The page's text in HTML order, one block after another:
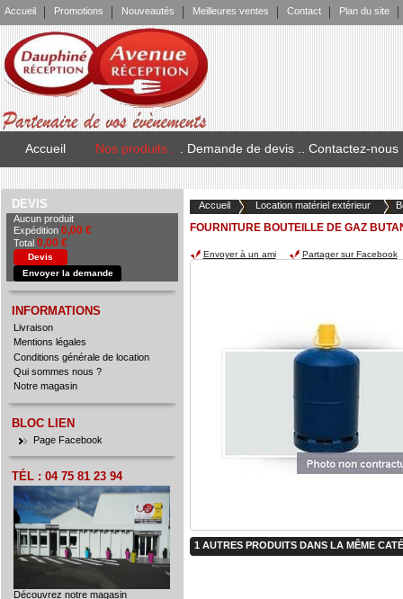
Accueil Promotions Nouveautés Meilleures ventes Contact Plan du site
Accueil Nos produits . . Demande de devis . . Contactez-nous
DEVIS
Aucun produit
Expédition 0,00 €
Total 0,00 €
Devis
Envoyer la demande
INFORMATIONS
Livraison
Mentions légales
Conditions générale de location
Qui sommes nous ?
Notre magasin
BLOC LIEN
Page Facebook
TÉL : 04 75 81 23 94
Découvrez notre magasin
Accueil Location matériel extérieur
FOURNITURE BOUTEILLE DE GAZ
Envoyer à un ami Partager sur Facebook
1 AUTRES PRODUITS DANS LA MÊME